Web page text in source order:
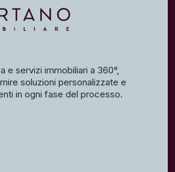
e servizi immobiliari a 360°,
soluzioni personalizzate e
in ogni fase del processo.